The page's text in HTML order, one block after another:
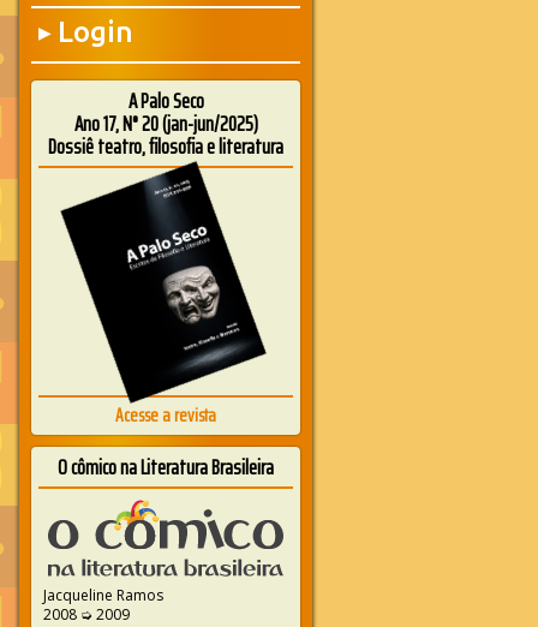
▶ Login
A Palo Seco
Ano 17, N° 20 (jan-jun/2025)
Dossiê teatro, filosofia e literatura
Acesse a revista
O cômico na Literatura Brasileira
Jacqueline Ramos
2008 ➭ 2009